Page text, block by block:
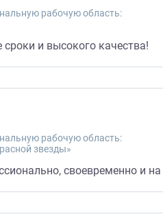
рабочую область:
сроки и высокого качества!
рабочую область:
звезды»
своевременно и